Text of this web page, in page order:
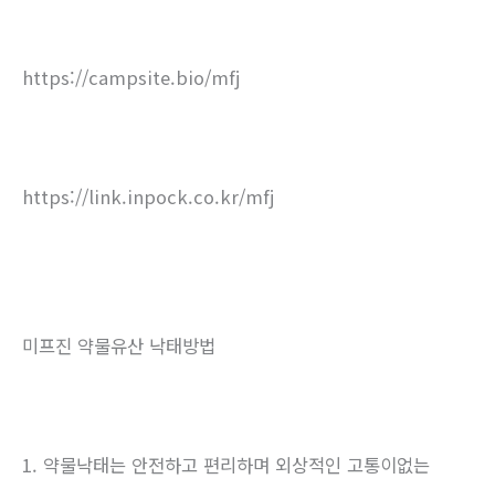
https://campsite.bio/mfj
https://link.inpock.co.kr/mfj
미프진 약물유산 낙태방법
1. 약물낙태는 안전하고 편리하며 외상적인 고통이없는